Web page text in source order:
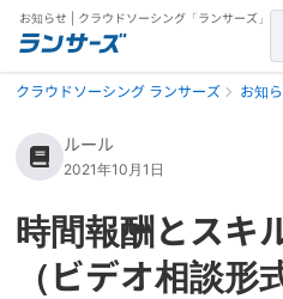
お知らせ | クラウドソーシング「ランサーズ」
クラウドソーシング ランサーズ お知
ルール
2021年10月1日
時間報酬とスキ
（ビデオ相談形